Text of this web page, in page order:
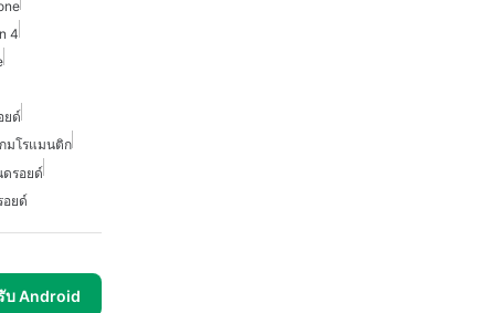
4
ยด์
กมโรแมนติก
ดรอยด์
อยด์
บ Android